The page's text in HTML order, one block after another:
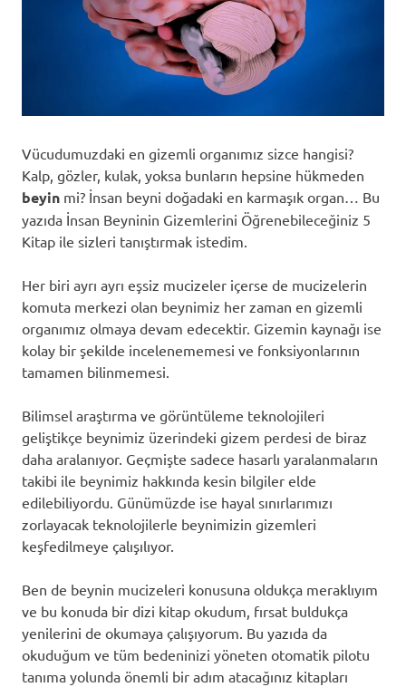
Vücudumuzdaki en gizemli organımız sizce hangisi?
Kalp, gözler, kulak, yoksa bunların hepsine hükmeden
beyin mi? İnsan beyni doğadaki en karmaşık organ… Bu
yazıda İnsan Beyninin Gizemlerini Öğrenebileceğiniz 5
Kitap ile sizleri tanıştırmak istedim.
Her biri ayrı ayrı eşsiz mucizeler içerse de mucizelerin
komuta merkezi olan beynimiz her zaman en gizemli
organımız olmaya devam edecektir. Gizemin kaynağı ise
kolay bir şekilde incelenememesi ve fonksiyonlarının
tamamen bilinmemesi.
Bilimsel araştırma ve görüntüleme teknolojileri
geliştikçe beynimiz üzerindeki gizem perdesi de biraz
daha aralanıyor. Geçmişte sadece hasarlı yaralanmaların
takibi ile beynimiz hakkında kesin bilgiler elde
edilebiliyordu. Günümüzde ise hayal sınırlarımızı
zorlayacak teknolojilerle beynimizin gizemleri
keşfedilmeye çalışılıyor.
Ben de beynin mucizeleri konusuna oldukça meraklıyım
ve bu konuda bir dizi kitap okudum, fırsat buldukça
yenilerini de okumaya çalışıyorum. Bu yazıda da
okuduğum ve tüm bedeninizi yöneten otomatik pilotu
tanıma yolunda önemli bir adım atacağınız kitapları